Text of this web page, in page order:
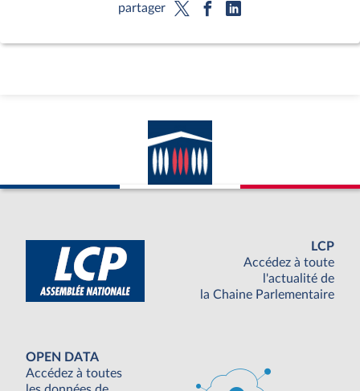
partager
LCP
Accédez à toute
l'actualité de
la Chaine Parlementaire
OPEN DATA
Accédez à toutes